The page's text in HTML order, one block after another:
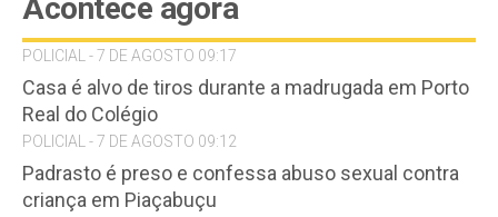
Acontece agora
POLICIAL - 7 DE AGOSTO 09:17
Casa é alvo de tiros durante a madrugada em Porto
Real do Colégio
POLICIAL - 7 DE AGOSTO 09:12
Padrasto é preso e confessa abuso sexual contra
criança em Piaçabuçu